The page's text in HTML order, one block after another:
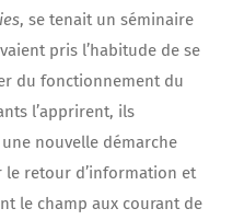
, se tenait un séminaire
pris l’habitude de se
du fonctionnement du
l’apprirent, ils
nouvelle démarche
le retour d’information et
le champ aux courant de